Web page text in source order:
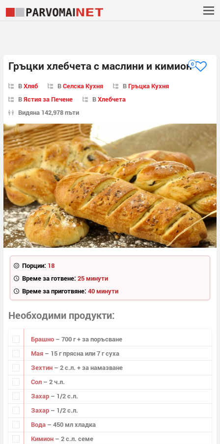
Гръцки хлебчета с маслини и кимион0
ВХляб ВСелска Кухня ВГръцка Кухня
ВЯстия за Печене ВХлебчета
Видяна 142,978 пъти
Порции: 18
Време за готвене: 25 минути
Време за приготвяне: 40 минути
Необходими продукти
Брашно – 700 г + за поръсване
Мая – 15 г прясна или 7 г суха
Зехтин – 2 с.л. + за намазване
Сол – 2 ч.л.
Захар – 1/2 с.л.
Захар – 1/2 с.л.
Вода – 450 мл хладка
Кимион – 2 с.л. семе